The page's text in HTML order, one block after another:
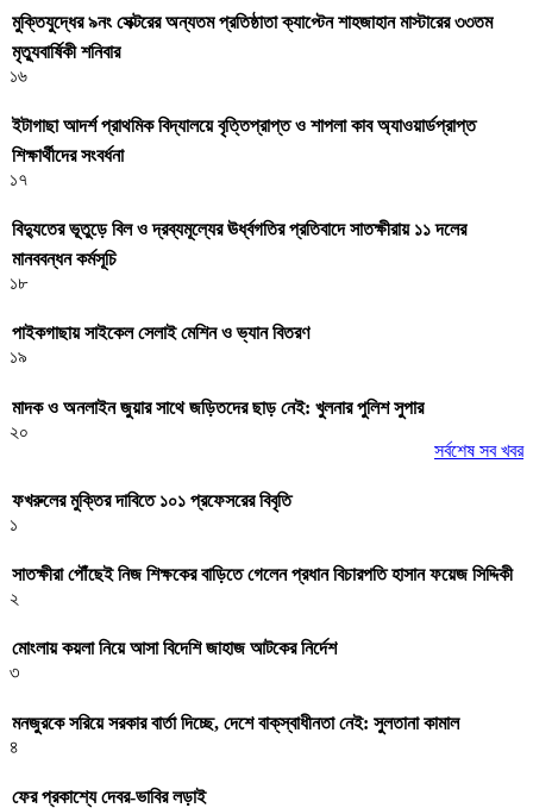
মুক্তিযুদ্ধের ৯নং সেক্টরের অন্যতম প্রতিষ্ঠাতা ক্যাপ্টেন শাহজাহান মাস্টারের ৩৩তম
মৃত্যুবার্ষিকী শনিবার
১৬
ইটাগাছা আদর্শ প্রাথমিক বিদ্যালয়ে বৃত্তিপ্রাপ্ত ও শাপলা কাব অ্যাওয়ার্ডপ্রাপ্ত
শিক্ষার্থীদের সংবর্ধনা
১৭
বিদ্যুতের ভূতুড়ে বিল ও দ্রব্যমূল্যের ঊর্ধ্বগতির প্রতিবাদে সাতক্ষীরায় ১১ দলের
মানববন্ধন কর্মসূচি
১৮
পাইকগাছায় সাইকেল সেলাই মেশিন ও ভ্যান বিতরণ
১৯
মাদক ও অনলাইন জুয়ার সাথে জড়িতদের ছাড় নেই: খুলনার পুলিশ সুপার
২০
সর্বশেষ সব খবর
ফখরুলের মুক্তির দাবিতে ১০১ প্রফেসরের বিবৃতি
১
সাতক্ষীরা পৌঁছেই নিজ শিক্ষকের বাড়িতে গেলেন প্রধান বিচারপতি হাসান ফয়েজ সিদ্দিকী
২
মোংলায় কয়লা নিয়ে আসা বিদেশি জাহাজ আটকের নির্দেশ
৩
মনজুরকে সরিয়ে সরকার বার্তা দিচ্ছে, দেশে বাক্‌স্বাধীনতা নেই: সুলতানা কামাল
৪
ফের প্রকাশ্যে দেবর-ভাবির লড়াই